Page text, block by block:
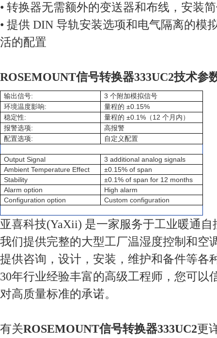
• 转换器无需额外的变送器和布线，安装
• 提供 DIN 导轨安装选项和电气隔离的模
活的配置
ROSEMOUNT信号转换器333UC2技术参
输出信号: 3 个附加模拟信号
环境温度影响: 量程的 ±0.15%
稳定性: 量程的 ±0.1% （ 12 个月内）
报警选项:
高报警
配置选项: 自定义配置
Output Signal
3 additional analog signals
Ambient Temperature Effect
±0.15% of span
Stability
±0.1% of span for 12 months
Alarm option
High alarm
Configuration option
Custom configuration
亚喜科技(YaXii) 是一家服务于工业暖通自
我们提供完整的大型工厂温湿度控制和空
提供咨询，设计，安装，维护和备件等各
30年行业经验丰富的高级工程师，您可以
对高质量标准的承诺。
有关ROSEMOUNT信号转换器333UC2更